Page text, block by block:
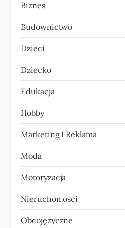
c
j
a
w
p
i
s
u
Biznes
Budownictwo
Dzieci
Dziecko
Edukacja
Hobby
Marketing I Reklama
Moda
Motoryzacja
Nieruchomości
Obcojęzyczne